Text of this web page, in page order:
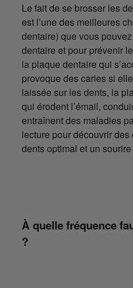
Le fait de se brosser les
est l’une des meilleures
dentaire) que vous
dentaire et pour prévenir
la plaque dentaire qui
provoque des caries si
laissée sur les dents, la
qui érodent l’émail,
entraînent des maladies
lecture pour découvrir
dents optimal et un
À quelle fréquence
?